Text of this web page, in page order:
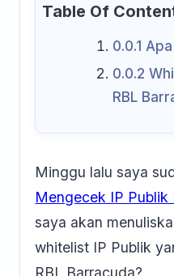
Table Of
0.0.1
0.0.2
RBL
Minggu lalu saya
Mengecek IP Publik
saya akan
whitelist IP Publik
RBL Barracuda?